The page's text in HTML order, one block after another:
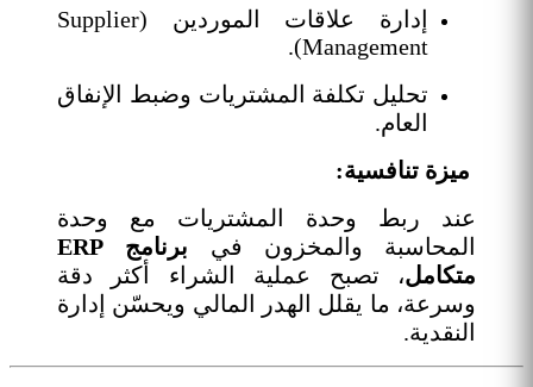
إدارة علاقات الموردين (Supplier
Management).
تحليل تكلفة المشتريات وضبط الإنفاق
العام.
ميزة تنافسية:
عند ربط وحدة المشتريات مع وحدة
المحاسبة والمخزون في
برنامج ERP
متكامل، تصبح عملية الشراء أكثر دقة
وسرعة، ما يقلل الهدر المالي ويحسّن إدارة
النقدية.